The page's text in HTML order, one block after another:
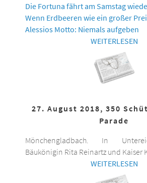
Die Fortuna fährt am Samstag
Wenn Erdbeeren wie ein großer
Alessios Motto: Niemals aufgeben
WEITERLESEN
27. August 2018, 350
Parade
Mönchengladbach. In
Bäukönigin Rita Reinartz und Kaiser
WEITERLESEN